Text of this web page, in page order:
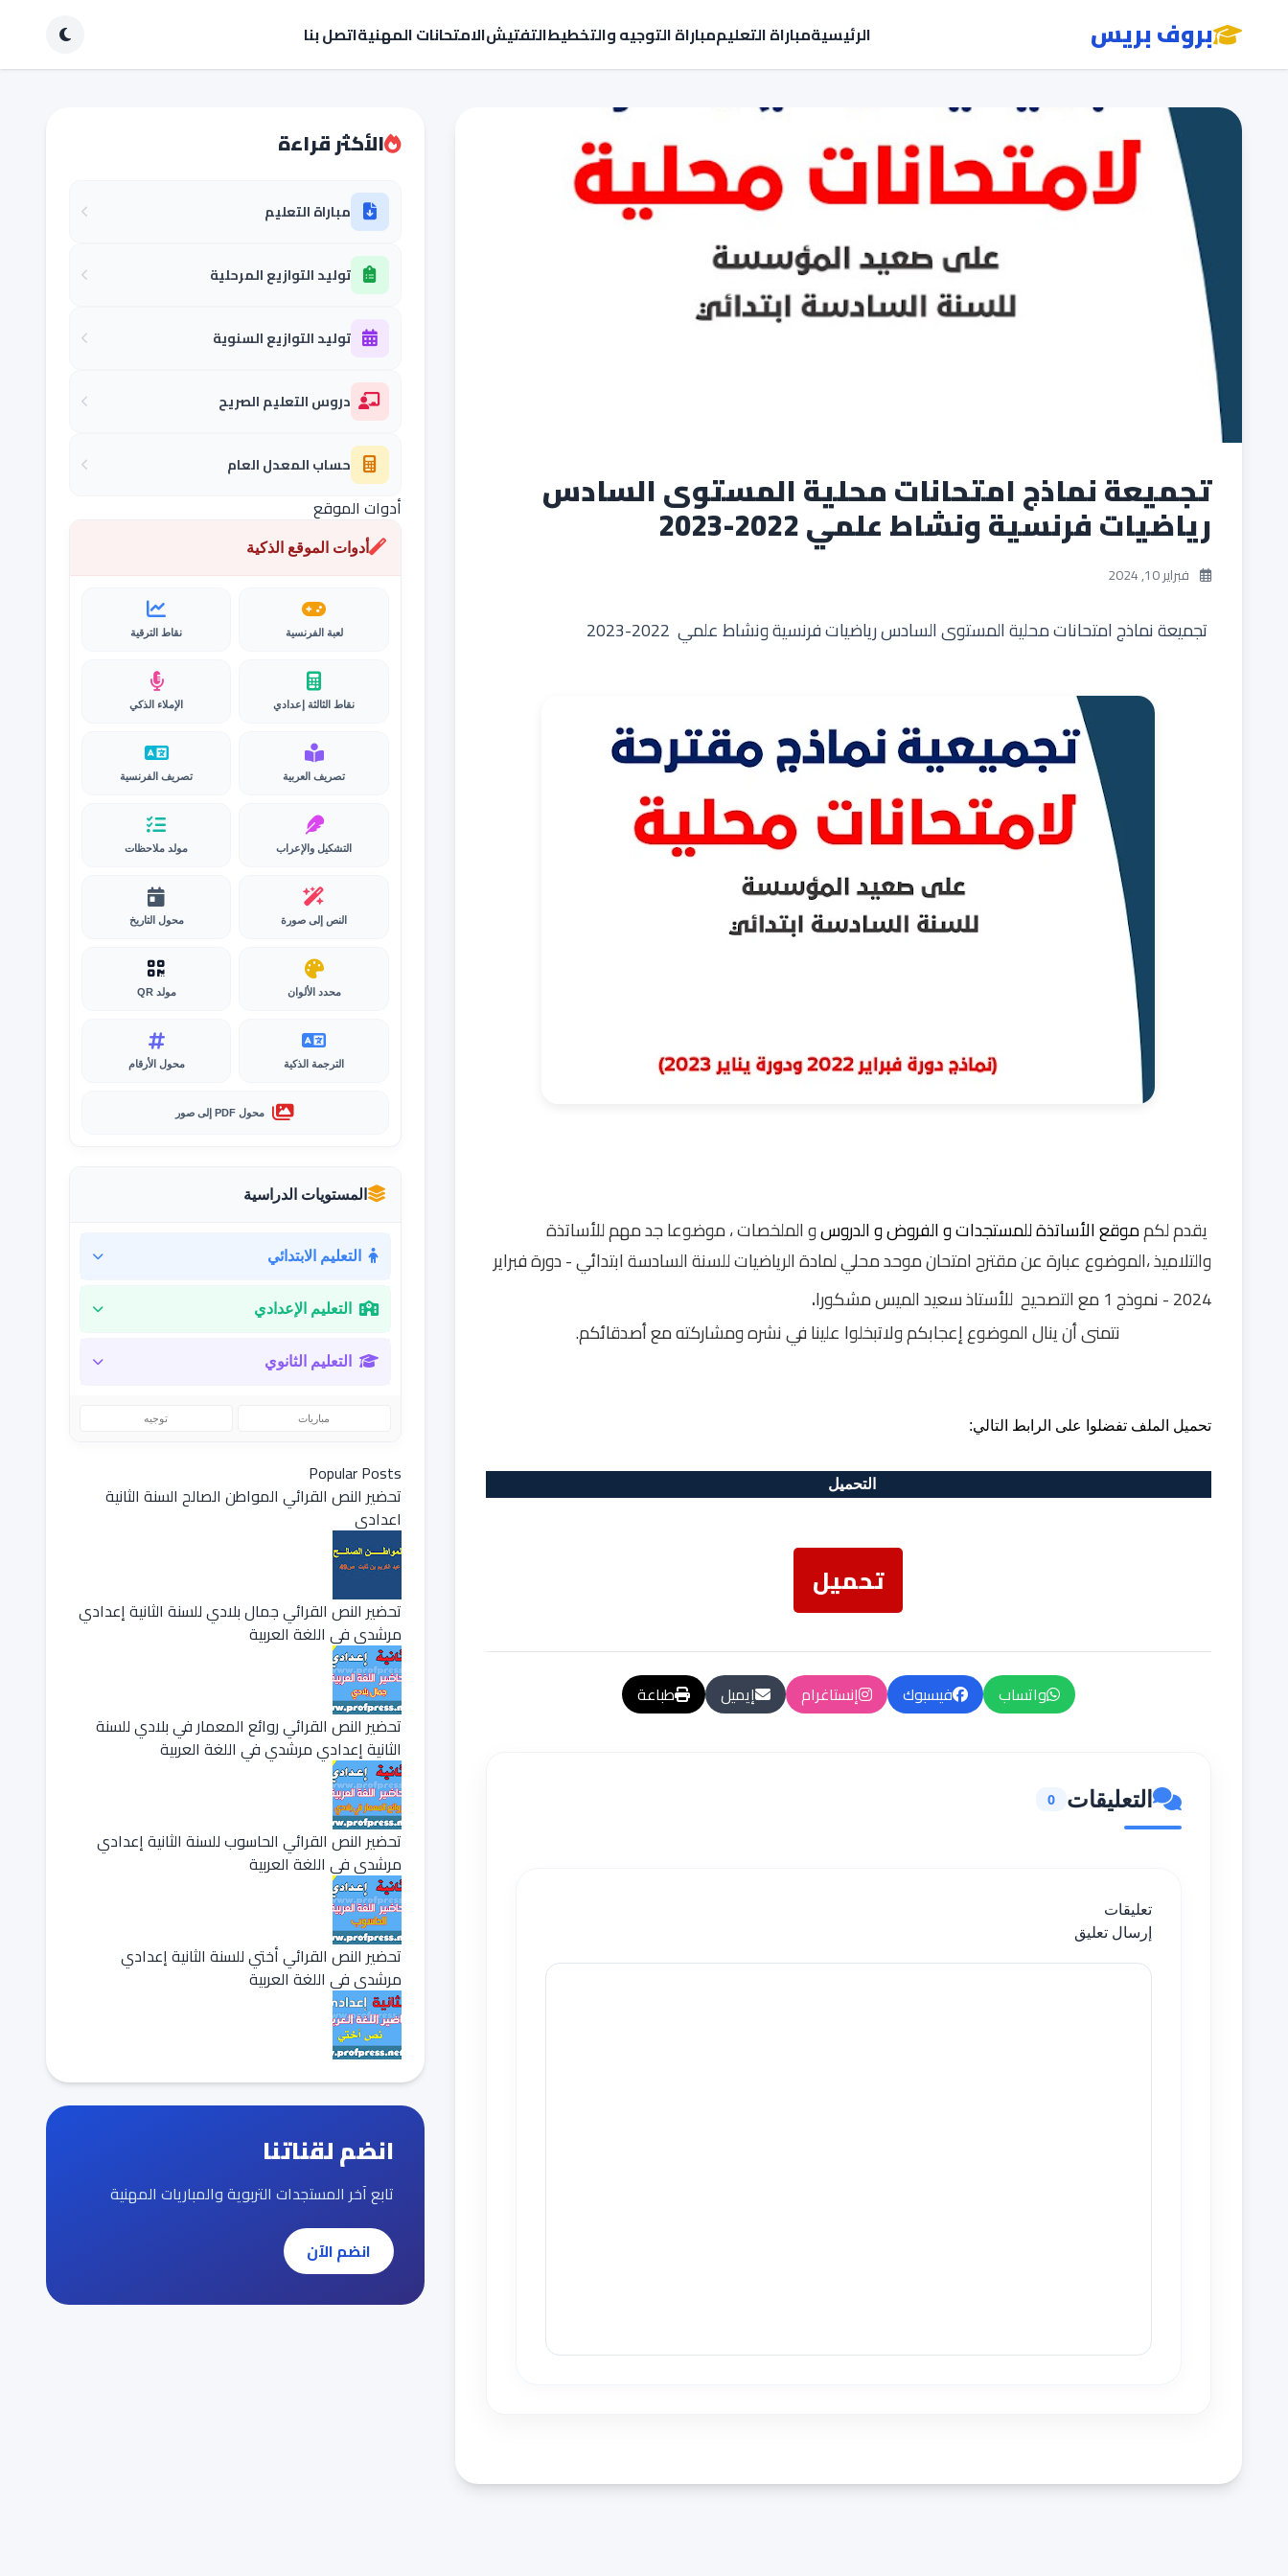
بروف بريس الرئيسيةمباراة التعليممباراة التوجيه والتخطيطالتفتيشالامتحانات المهنيةاتصل بنا
تجميعة نماذج امتحانات محلية المستوى السادس
رياضيات فرنسية ونشاط علمي 2022-2023
فبراير 10, 2024
تجميعة نماذج امتحانات محلية المستوى السادس رياضيات فرنسية ونشاط علمي 2022-2023
يقدم لكمموقع الأساتذة للمستجدات و الفروض و الدروسو الملخصات ، موضوعا جد مهم للأساتذة
والتلاميذ ،الموضوع عبارة عن مقترح امتحان موحد محلي لمادة الرياضيات للسنة السادسة ابتدائي - دورة فبراير
2024 - نموذج 1 مع التصحيح للأستاذ سعيد الميس مشكورا
.
نتمنى أن ينال الموضوع إعجابكم ولاتبخلوا علينا في نشره ومشاركته مع أصدقائكم.
تحميل الملف تفضلوا على الرابط التالي:
التحميل
تحميل
واتساب فيسبوك إنستاغرام إيميل طباعة
التعليقات 0
تعليقات
إرسال تعليق
الأكثر قراءة
مباراة التعليم
توليد التوازيع المرحلية
توليد التوازيع السنوية
دروس التعليم الصريح
حساب المعدل العام
أدوات الموقع
أدوات الموقع الذكية
لعبة الفرنسية نقاط الترقية
نقاط الثالثة إعدادي الإملاء الذكي
تصريف العربية تصريف الفرنسية
التشكيل والإعراب مولد ملاحظات
النص إلى صورة محول التاريخ
محدد الألوان مولد QR
الترجمة الذكية محول الأرقام
محول PDF إلى صور
المستويات الدراسية
التعليم الابتدائي
التعليم الإعدادي
التعليم الثانوي
مباريات توجيه
Popular Posts
تحضير النص القرائي المواطن الصالح السنة الثانية
اعدادي
تحضير النص القرائي جمال بلادي للسنة الثانية إعدادي
مرشدي في اللغة العربية
تحضير النص القرائي روائع المعمار في بلادي للسنة
الثانية إعدادي مرشدي في اللغة العربية
تحضير النص القرائي الحاسوب للسنة الثانية إعدادي
مرشدي في اللغة العربية
تحضير النص القرائي أختي للسنة الثانية إعدادي
مرشدي في اللغة العربية
انضم لقناتنا
تابع آخر المستجدات التربوية والمباريات المهنية
انضم الآن